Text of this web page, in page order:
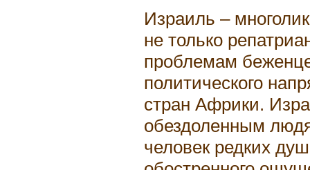
Израиль –
не только
проблемам
политического
стран Африки.
обездоленным
человек редких